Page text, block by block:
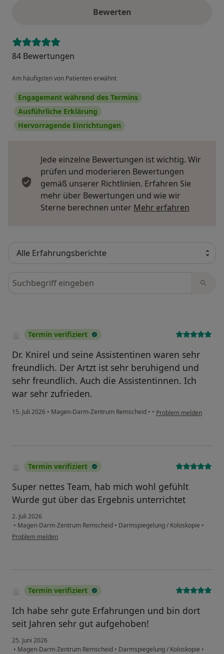
Bewerten
84 Bewertungen
Am häufigsten von Patienten erwähnt
Engagement während des Termins
Ausführliche Erklärung
Hervorragende Einrichtungen
Jede einzelne Bewertungen ist wichtig. Wir
prüfen und moderieren Bewertungen
gemäß unserer Richtlinien. Erfahren Sie
mehr über Bewertungen und wie wir
Sterne berechnen unter Mehr erfahren
Bewertungen durchsuchen
Termin verifiziert
Dr. Knirel und seine Assistentinen waren sehr
freundlich. Der Artzt ist sehr beruhigend und
sehr freundlich. Auch die Assistentinnen. Ich
war sehr zufrieden.
15. Juli 2026 • Magen-Darm-Zentrum Remscheid • • Problem melden
Termin verifiziert
Super nettes Team, hab mich wohl gefühlt
Wurde gut über das Ergebnis unterrichtet
2. Juli 2026
• Magen-Darm-Zentrum Remscheid • Darmspiegelung / Koloskopie •
Problem melden
Termin verifiziert
Ich habe sehr gute Erfahrungen und bin dort
seit Jahren sehr gut aufgehoben!
25. Juni 2026
• Magen-Darm-Zentrum Remscheid • Darmspiegelung / Koloskopie •